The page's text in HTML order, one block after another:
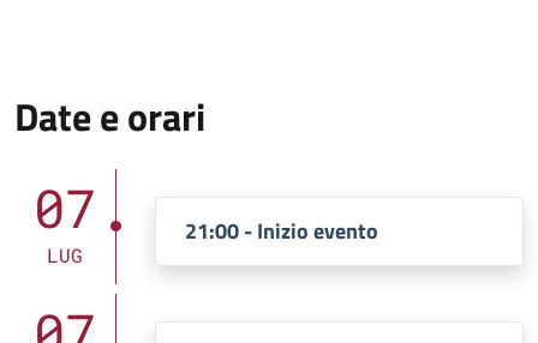
Date e orari
07
LUG
21:00 - Inizio evento